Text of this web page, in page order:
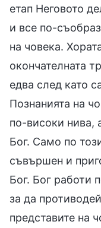
етап Неговото
и все по-
на човека.
окончателната
едва след като
Познанията на
по-високи нива,
Бог. Само по
съвършен и
Бог. Бог работи
за да
представите на